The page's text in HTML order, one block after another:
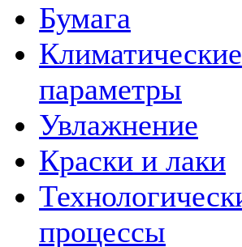
Бумага
Климатические
параметры
Увлажнение
Краски и лаки
процессы